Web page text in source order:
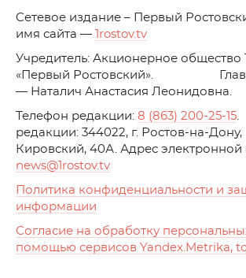
Cетевое издание – Первый
имя сайта — 1rostov.tv
Учредитель: Акционерное общество
«Первый Ростовский».
— Наталич Анастасия Леонидовна.
Телефон редакции: 8 (863) 200-25-15
редакции: 344022, г. Ростов-на-
Кировский, 40А. Адрес электронной
news@1rostov.tv
Политика конфиденциальности и
информации
Согласие на обработку
помощью сервисов Yandex.Metrika,